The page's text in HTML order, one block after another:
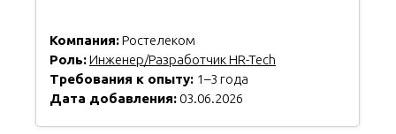
Компания:Ростелеком
Роль:Инженер/Разработчик HR-Tech
Требования к опыту: 1–3 года
Дата добавления: 03.06.2026